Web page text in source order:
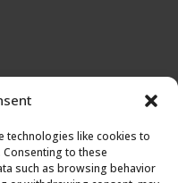
technologies like cookies to
to these
such as browsing behavior
la organización de viajes
UK me especializo en
que buscan mejorar su